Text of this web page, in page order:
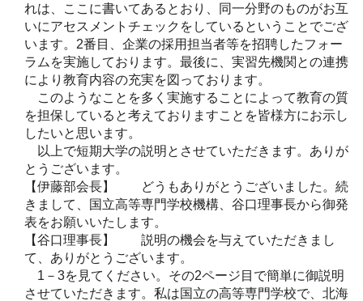
れは、ここに書いてあるとおり、同一分野のものがお互
いにアセスメントチェックをしているということでござ
います。2番目、企業の採用担当者等を招聘したフォー
ラムを実施しております。最後に、実習先機関との連携
により教育内容の充実を図っております。
このようなことを多く実施することによって教育の質
を担保していると考えておりますことを皆様方にお示し
したいと思います。
以上で短期大学の説明とさせていただきます。ありが
とうございます。
【伊藤部会長】 どうもありがとうございました。続
きまして、国立高等専門学校機構、谷口理事長から御発
表をお願いいたします。
【谷口理事長】 説明の機会を与えていただきまし
て、ありがとうございます。
1－3を見てください。その2ページ目で簡単に御説明
させていただきます。私は国立の高等専門学校で、北海